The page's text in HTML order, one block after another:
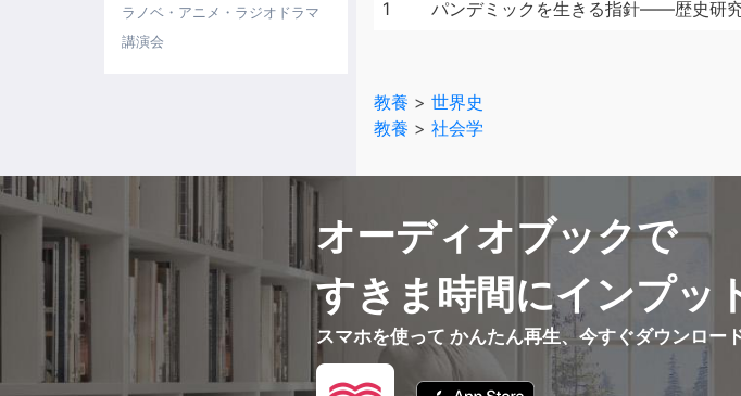
ラノベ・アニメ・ラジオドラマ
講演会
1 パンデミックを生きる指針——歴史研
教養 > 世界史
教養 > 社会学
オーディオブックで
すきま時間にインプッ
スマホを使って かんたん再生、今すぐダウンロー